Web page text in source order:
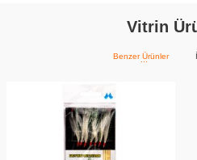
Vitrin
Benzer Ürünler